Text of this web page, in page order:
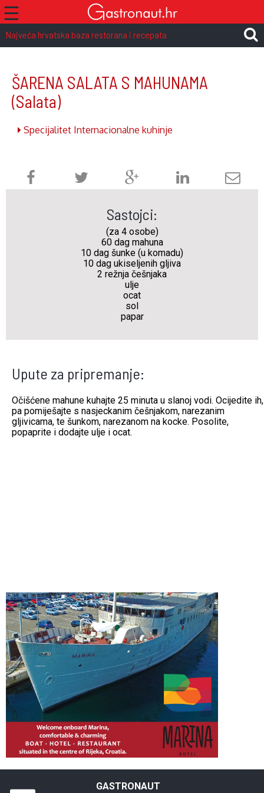
☰
Najveća hrvatska baza restorana i recepata
ŠARENA SALATA S MAHUNAMA
(Salata)
Specijalitet Internacionalne kuhinje
Sastojci:
(za 4 osobe)
60 dag mahuna
10 dag šunke (u komadu)
10 dag ukiseljenih gljiva
2 režnja češnjaka
ulje
ocat
sol
papar
Upute za pripremanje:
Očišćene mahune kuhajte 25 minuta u slanoj vodi. Ocijedite ih,
pa pomiješajte s nasjeckanim češnjakom, narezanim
gljivicama, te šunkom, narezanom na kocke. Posolite,
popaprite i dodajte ulje i ocat.
GASTRONAUT